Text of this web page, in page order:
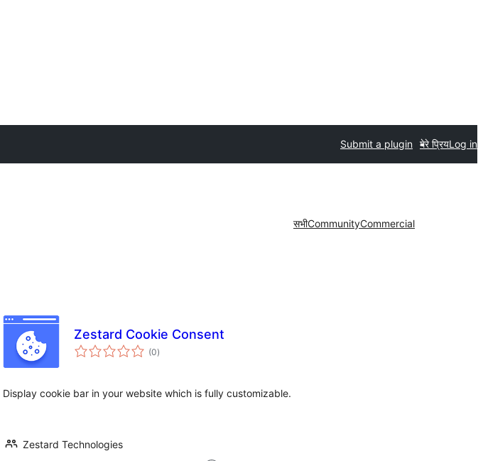
Submit a plugin मेरे प्रियLog in
सभीCommunityCommercial
Zestard Cookie Consent
(0कुल
दर)
Display cookie bar in your website which is fully customizable.
Zestard Technologies